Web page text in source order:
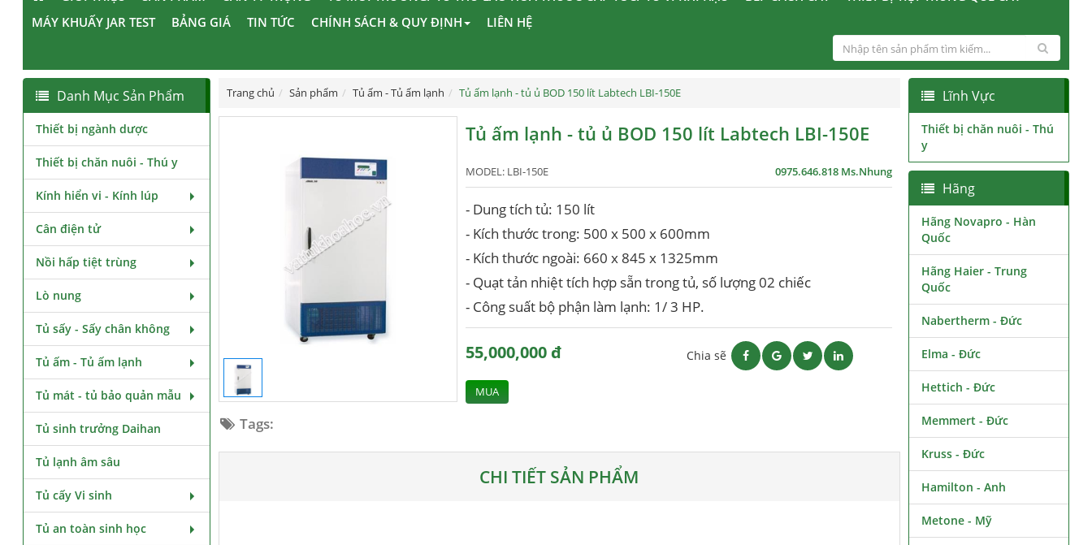
MÁY KHUẤY JAR TEST
BẢNG GIÁ TIN TỨC CHÍNH SÁCH & QUY ĐỊNH LIÊN HỆ
Trang chủ Sản phẩm Tủ ấm - Tủ ấm lạnh Tủ ấm lạnh - tủ ủ BOD 150 lít Labtech LBI-150E
Tủ ấm lạnh - tủ ủ BOD 150 lít Labtech LBI-150E
MODEL: LBI-150E 0975.646.818 Ms.Nhung
- Dung tích tủ: 150 lít
- Kích thước trong: 500 x 500 x 600mm
- Kích thước ngoài: 660 x 845 x 1325mm
- Quạt tản nhiệt tích hợp sẵn trong tủ, số lượng 02 chiếc
- Công suất bộ phận làm lạnh: 1/ 3 HP.
55,000,000 đ
MUA
Chia sẽ
Tags:
CHI TIẾT SẢN PHẨM
Danh Mục Sản Phẩm
Thiết bị ngành dược
Thiết bị chăn nuôi - Thú y
Kính hiển vi - Kính lúp
Cân điện tử
Nồi hấp tiệt trùng
Lò nung
Tủ sấy - Sấy chân không
Tủ ấm - Tủ ấm lạnh
Tủ mát - tủ bảo quản mẫu
Tủ sinh trưởng Daihan
Tủ lạnh âm sâu
Tủ cấy Vi sinh
Tủ an toàn sinh học
Lĩnh Vực
Thiết bị chăn nuôi - Thú
y
Hãng
Hãng Novapro - Hàn
Quốc
Hãng Haier - Trung
Quốc
Nabertherm - Đức
Elma - Đức
Hettich - Đức
Memmert - Đức
Kruss - Đức
Hamilton - Anh
Metone - Mỹ